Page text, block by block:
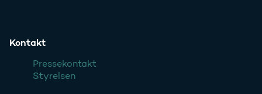
Kontakt
Pressekontakt
Styrelsen